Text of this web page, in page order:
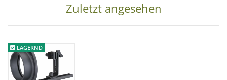
Zuletzt angesehen
LAGERND